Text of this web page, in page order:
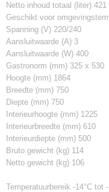
Netto inhoud totaal (liter) 421
Geschikt voor
Spanning (V) 220/240
Aansluitwaarde (A) 3
Aansluitwaarde (W) 400
Gastronorm (mm) 325 x 530
Hoogte (mm) 1864
Breedte (mm) 750
Diepte (mm) 750
Interieurhoogte (mm) 1225
Interieurbreedte (mm) 610
Interieurdiepte (mm) 500
Bruto gewicht (kg) 114
Netto gewicht (kg) 106
Temperatuurbereik -14°C tot -